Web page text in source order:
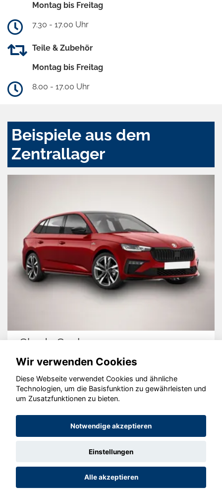
Montag bis Freitag
7.30 - 17.00 Uhr
Teile & Zubehör
Montag bis Freitag
8.00 - 17.00 Uhr
Beispiele aus dem
Zentrallager
Skoda Scala
© konjunkturmotor.de GmbH 2020 - 2026
Wir verwenden Cookies
Diese Webseite verwendet Cookies und ähnliche
Technologien, um die Basisfunktion zu gewährleisten und
um Zusatzfunktionen zu bieten.
Notwendige akzeptieren
Einstellungen
Alle akzeptieren